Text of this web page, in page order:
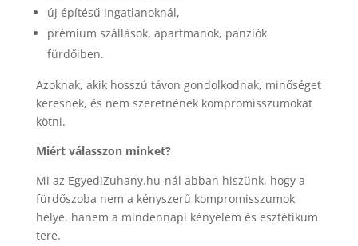
új építésű ingatlanoknál,
prémium szállások, apartmanok, panziók
fürdőiben.
Azoknak, akik hosszú távon gondolkodnak, minőséget
keresnek, és nem szeretnének kompromisszumokat
kötni.
Miért válasszon minket?
Mi az EgyediZuhany.hu-nál abban hiszünk, hogy a
fürdőszoba nem a kényszerű kompromisszumok
helye, hanem a mindennapi kényelem és esztétikum
tere.